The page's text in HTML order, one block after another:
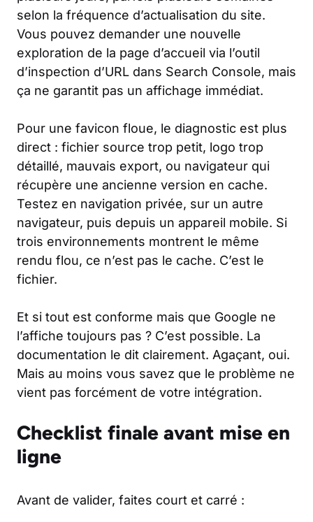
selon la fréquence d’actualisation du site.
Vous pouvez demander une nouvelle
exploration de la page d’accueil via l’outil
d’inspection d’URL dans Search Console, mais
ça ne garantit pas un affichage immédiat.
Pour une favicon floue, le diagnostic est plus
direct : fichier source trop petit, logo trop
détaillé, mauvais export, ou navigateur qui
récupère une ancienne version en cache.
Testez en navigation privée, sur un autre
navigateur, puis depuis un appareil mobile. Si
trois environnements montrent le même
rendu flou, ce n’est pas le cache. C’est le
fichier.
Et si tout est conforme mais que Google ne
l’affiche toujours pas ? C’est possible. La
documentation le dit clairement. Agaçant, oui.
Mais au moins vous savez que le problème ne
vient pas forcément de votre intégration.
Checklist finale avant mise en
ligne
Avant de valider, faites court et carré :